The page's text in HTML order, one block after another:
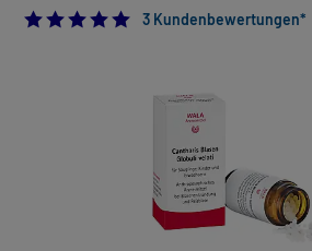
5.0
3 Kundenbewertungen*